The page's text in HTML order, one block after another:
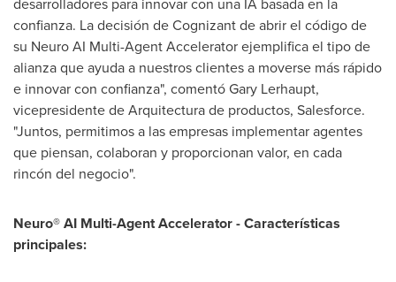
confianza. La decisión de Cognizant de abrir el código de
su Neuro AI Multi-Agent Accelerator ejemplifica el tipo de
alianza que ayuda a nuestros clientes a moverse más rápido
e innovar con confianza", comentó Gary Lerhaupt,
vicepresidente de Arquitectura de productos, Salesforce.
"Juntos, permitimos a las empresas implementar agentes
que piensan, colaboran y proporcionan valor, en cada
rincón del negocio".
Neuro® AI Multi-Agent Accelerator - Características
principales: